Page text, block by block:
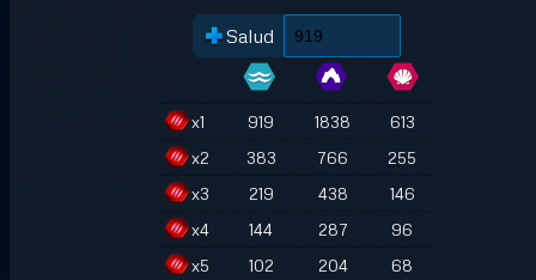
Salud
x1 919 1838
613
x2 383 766
255
x3 219 438
146
x4 144 287
96
x5 102 204
68